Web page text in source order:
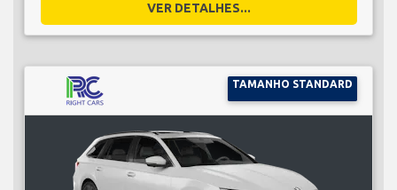
VER DETALHES...
TAMANHO STANDARD